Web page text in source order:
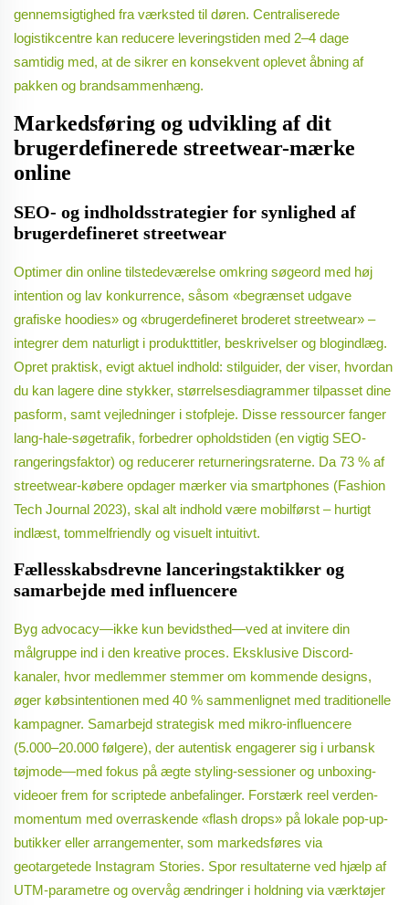
gennemsigtighed fra værksted til døren. Centraliserede
logistikcentre kan reducere leveringstiden med 2–4 dage
samtidig med, at de sikrer en konsekvent oplevet åbning af
pakken og brandsammenhæng.
Markedsføring og udvikling af dit
brugerdefinerede streetwear-mærke
online
SEO- og indholdsstrategier for synlighed af
brugerdefineret streetwear
Optimer din online tilstedeværelse omkring søgeord med høj
intention og lav konkurrence, såsom «begrænset udgave
grafiske hoodies» og «brugerdefineret broderet streetwear» –
integrer dem naturligt i produkttitler, beskrivelser og blogindlæg.
Opret praktisk, evigt aktuel indhold: stilguider, der viser, hvordan
du kan lagere dine stykker, størrelsesdiagrammer tilpasset dine
pasform, samt vejledninger i stofpleje. Disse ressourcer fanger
lang-hale-søgetrafik, forbedrer opholdstiden (en vigtig SEO-
rangeringsfaktor) og reducerer returneringsraterne. Da 73 % af
streetwear-købere opdager mærker via smartphones (Fashion
Tech Journal 2023), skal alt indhold være mobilførst – hurtigt
indlæst, tommelfriendly og visuelt intuitivt.
Fællesskabsdrevne lanceringstaktikker og
samarbejde med influencere
Byg advocacy—ikke kun bevidsthed—ved at invitere din
målgruppe ind i den kreative proces. Eksklusive Discord-
kanaler, hvor medlemmer stemmer om kommende designs,
øger købsintentionen med 40 % sammenlignet med traditionelle
kampagner. Samarbejd strategisk med mikro-influencere
(5.000–20.000 følgere), der autentisk engagerer sig i urbansk
tøjmode—med fokus på ægte styling-sessioner og unboxing-
videoer frem for scriptede anbefalinger. Forstærk reel verden-
momentum med overraskende «flash drops» på lokale pop-up-
butikker eller arrangementer, som markedsføres via
geotargetede Instagram Stories. Spor resultaterne ved hjælp af
UTM-parametre og overvåg ændringer i holdning via værktøjer